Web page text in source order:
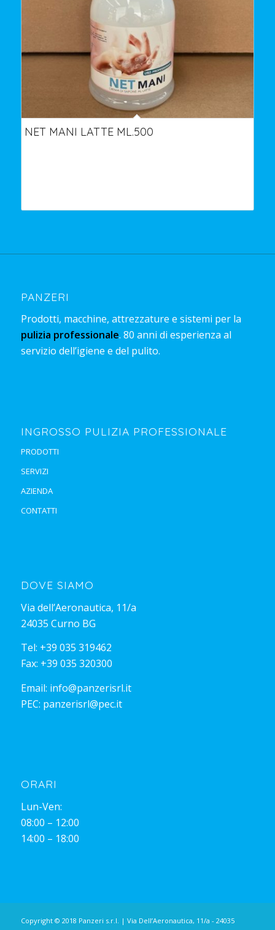
NET MANI LATTE ML.500
PANZERI
Prodotti, macchine, attrezzature e sistemi per la
pulizia professionale. 80 anni di esperienza al
servizio dell’igiene e del pulito.
INGROSSO PULIZIA PROFESSIONALE
PRODOTTI
SERVIZI
AZIENDA
CONTATTI
DOVE SIAMO
Via dell’Aeronautica, 11/a
24035 Curno BG
Tel: +39 035 319462
Fax: +39 035 320300
Email: info@panzerisrl.it
PEC: panzerisrl@pec.it
ORARI
Lun-Ven:
08:00 – 12:00
14:00 – 18:00
Copyright © 2018 Panzeri s.r.l. | Via Dell’Aeronautica, 11/a - 24035